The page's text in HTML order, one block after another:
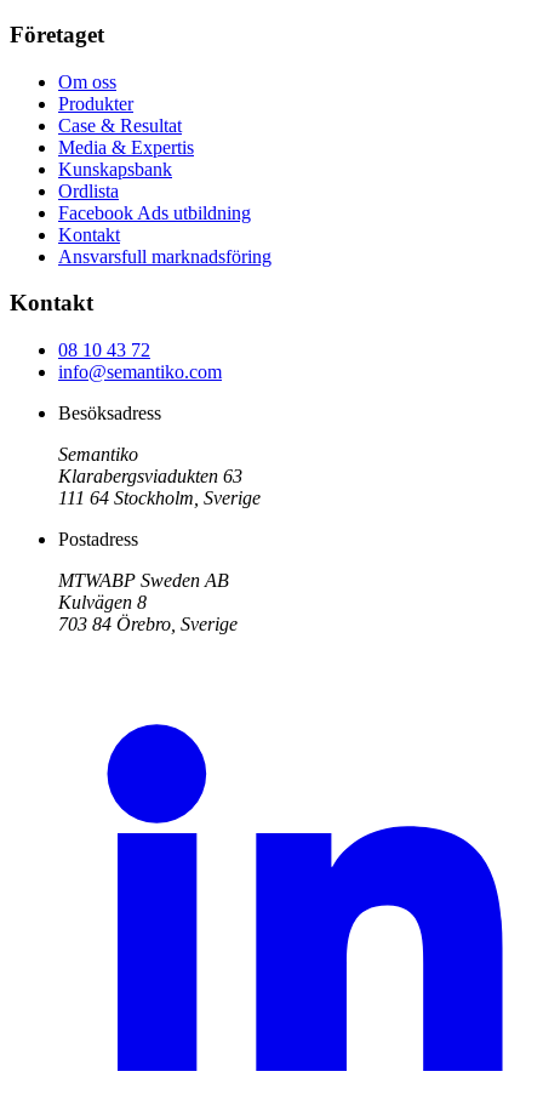
Företaget
Om oss
Produkter
Case & Resultat
Media & Expertis
Kunskapsbank
Ordlista
Facebook Ads utbildning
Kontakt
Ansvarsfull marknadsföring
Kontakt
08 10 43 72
info@semantiko.com
Besöksadress
Semantiko
Klarabergsviadukten 63
111 64 Stockholm Sverige
Postadress
MTWABP Sweden AB
Kulvägen 8
703 84 Örebro Sverige